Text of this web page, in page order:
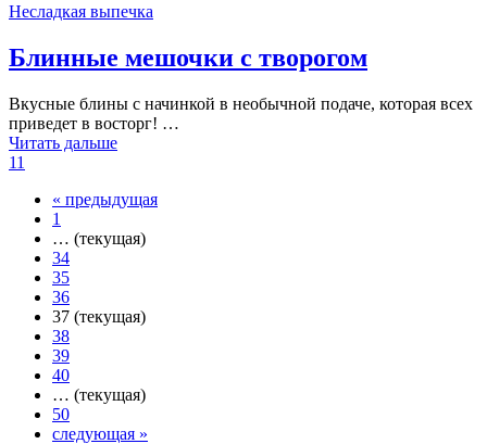
Несладкая выпечка
Блинные мешочки с творогом
Вкусные блины с начинкой в необычной подаче, которая всех
приведет в восторг! …
Читать дальше
11
« предыдущая
1
… (текущая)
34
35
36
37 (текущая)
38
39
40
… (текущая)
50
следующая »